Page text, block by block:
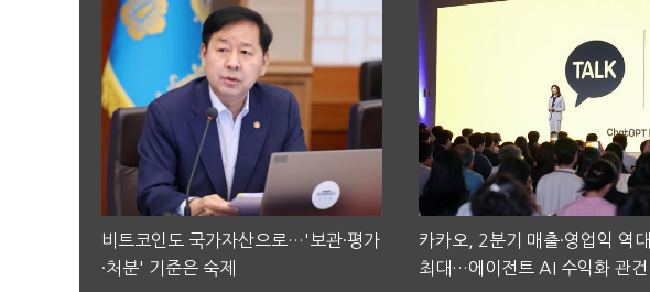
비트코인도 국가자산으로…'보관·평가
·처분' 기준은 숙제
카카오, 2분기 매출·영업익 역대
최대…에이전트 AI 수익화 관건